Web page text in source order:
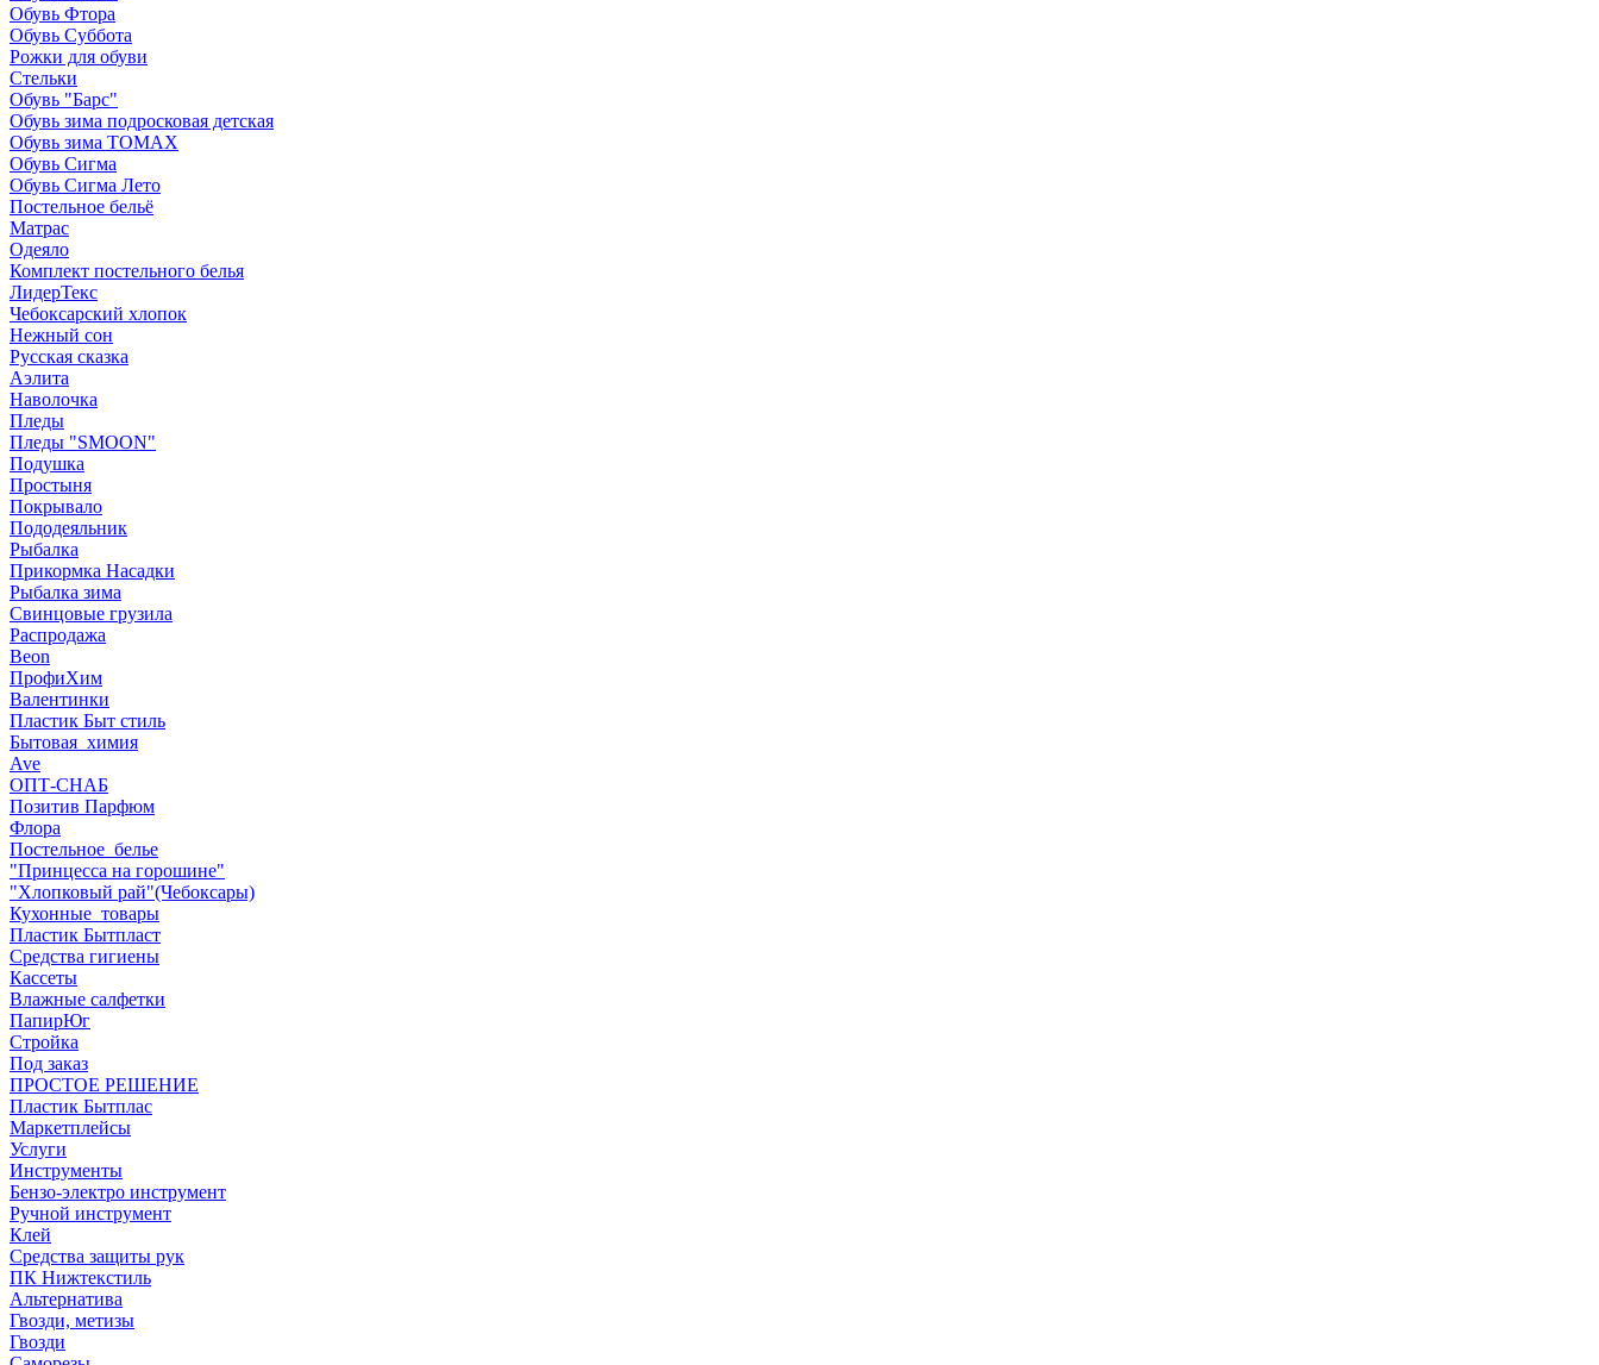
Обувь Фтора
Обувь Суббота
Рожки для обуви
Стельки
Обувь "Барс"
Обувь зима подросковая детская
Обувь зима ТОМАХ
Обувь Сигма
Обувь Сигма Лето
Постельное бельё
Матрас
Одеяло
Комплект постельного белья
ЛидерТекс
Чебоксарский хлопок
Нежный сон
Русская сказка
Аэлита
Наволочка
Пледы
Пледы "SMOON"
Подушка
Простыня
Покрывало
Пододеяльник
Рыбалка
Прикормка Насадки
Рыбалка зима
Свинцовые грузила
Распродажа
Beon
ПрофиХим
Валентинки
Пластик Быт стиль
Бытовая_химия
Ave
ОПТ-СНАБ
Позитив Парфюм
Флора
Постельное_белье
"Принцесса на горошине"
"Хлопковый рай"(Чебоксары)
Кухонные_товары
Пластик Бытпласт
Средства гигиены
Кассеты
Влажные салфетки
ПапирЮг
Стройка
Под заказ
ПРОСТОЕ РЕШЕНИЕ
Пластик Бытплас
Маркетплейсы
Услуги
Инструменты
Бензо-электро инструмент
Ручной инструмент
Клей
Средства защиты рук
ПК Нижтекстиль
Альтернатива
Гвозди, метизы
Гвозди